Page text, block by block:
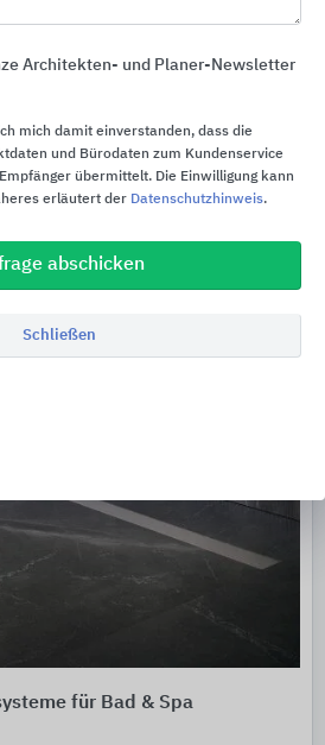
und
für Bad & Spa
Architekten- und Planer-Newsletter
mich damit einverstanden, dass die
und Bürodaten zum Kundenservice
übermittelt. Die Einwilligung kann
erläutert der Datenschutzhinweis.
abschicken
Schließen